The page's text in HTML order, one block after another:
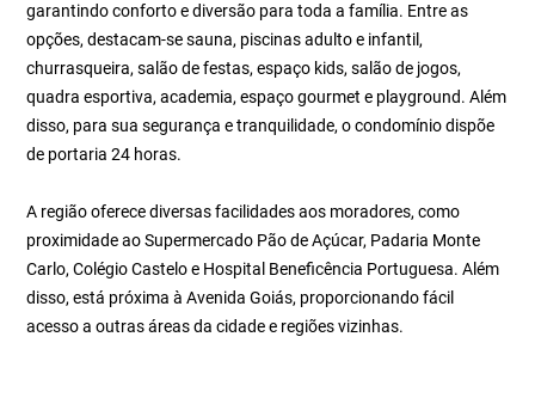
garantindo conforto e diversão para toda a família. Entre as
opções, destacam-se sauna, piscinas adulto e infantil,
churrasqueira, salão de festas, espaço kids, salão de jogos,
quadra esportiva, academia, espaço gourmet e playground. Além
disso, para sua segurança e tranquilidade, o condomínio dispõe
de portaria 24 horas.
A região oferece diversas facilidades aos moradores, como
proximidade ao Supermercado Pão de Açúcar, Padaria Monte
Carlo, Colégio Castelo e Hospital Beneficência Portuguesa. Além
disso, está próxima à Avenida Goiás, proporcionando fácil
acesso a outras áreas da cidade e regiões vizinhas.